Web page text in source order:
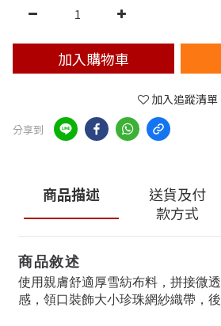
加入購物車
加入追蹤清單
分享到
商品描述
送貨及付
款方式
商品敘述
使用親膚舒適厚雪紡布料，拼接微
感，領口裝飾大小珍珠網紗織帶，後